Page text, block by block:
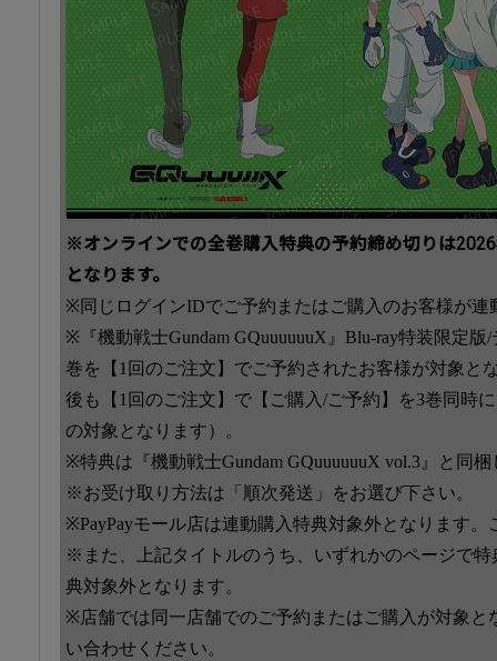
※オンラインでの全巻購入特典の予約締め切りは
となります。
※同じログインIDでご予約またはご購入のお客様が連
※『機動戦士Gundam GQuuuuuuX』Blu-ray特装限定
巻を【1回のご注文】でご予約されたお客様が対象と
後も【1回のご注文】で【ご購入/ご予約】を3巻同時
の対象となります）。
※特典は『機動戦士Gundam GQuuuuuuX vol.3』と同
※お受け取り方法は「順次発送」をお選び下さい。
※PayPayモール店は連動購入特典対象外となります。
※また、上記タイトルのうち、いずれかのページで
典対象外となります。
※店舗では同一店舗でのご予約またはご購入が対象と
い合わせください。